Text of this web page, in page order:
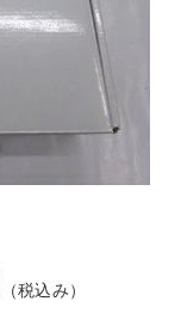
（税込み）